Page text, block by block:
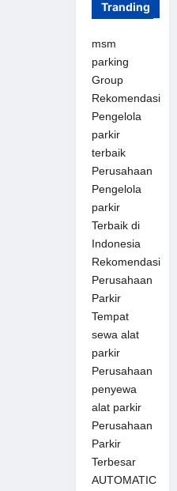
Tranding
msm
parking
Group
Rekomendasi
Pengelola
parkir
terbaik
Perusahaan
Pengelola
parkir
Terbaik di
Indonesia
Rekomendasi
Perusahaan
Parkir
Tempat
sewa alat
parkir
Perusahaan
penyewa
alat parkir
Perusahaan
Parkir
Terbesar
AUTOMATIC